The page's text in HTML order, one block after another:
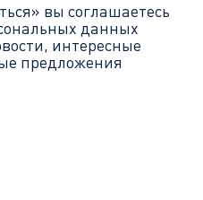
вы соглашаетесь
данных
интересные
предложения